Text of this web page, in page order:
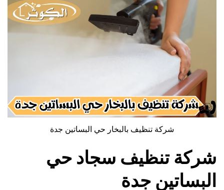
شركة تنظيف بالبخار حي البساتين جدة
شركة تنظيف سجاد حي
البساتين جدة